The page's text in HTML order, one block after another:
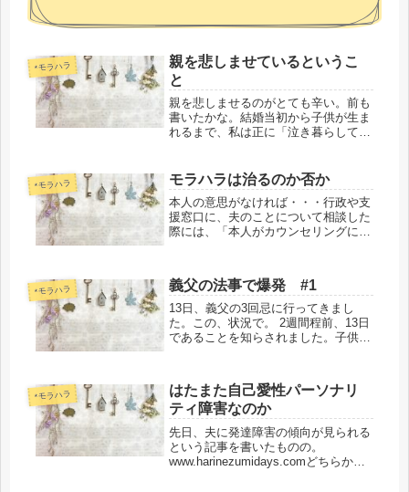
*モラハラ
親を悲しませているというこ
と
親を悲しませるのがとても辛い。前も
書いたかな。結婚当初から子供が生ま
れるまで、私は正に「泣き暮らして」
の結婚生活の実態を打ち明けると、堰
を切ったように涙が止まらなくなって
し...
*モラハラ モラハラは治るのか否か
本人の意思がなければ・・・行政や支
援窓口に、夫のことについて相談した
際には、「本人がカウンセリングに通
たので離婚を決意しました。 その担
当者の方たちも、私も、「絶対治らな
い...
*モラハラ 義父の法事で爆発 #1
13日、義父の3回忌に行ってきまし
た。この、状況で。 2週間程前、13日
であることを知らされました。子供を
た。3日程前、急にうちの実家に行く
と言われたので、やめてくれと頼み...
*モラハラ
はたまた自己愛性パーソナリ
ティ障害なのか
先日、夫に発達障害の傾向が見られる
という記事を書いたものの。
www.harinezumidays.comどちらかと